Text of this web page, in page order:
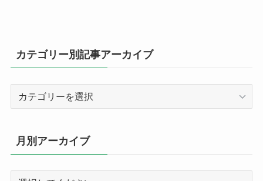
カテゴリー別記事アーカイブ
リ
ー
記
月別アーカイブ